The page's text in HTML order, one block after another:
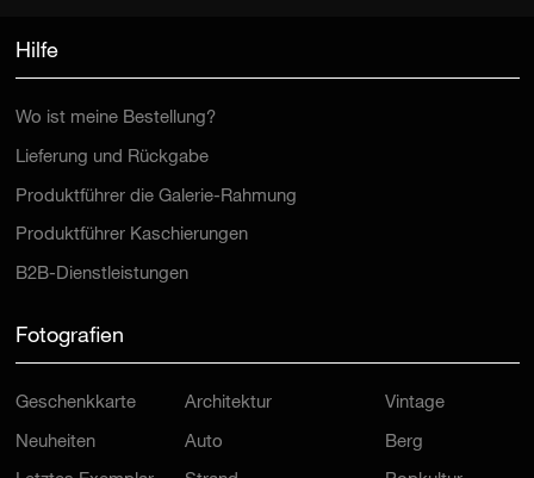
Lieferung und Rückgabe
Produktführer die Galerie-Rahmung
Produktführer Kaschierungen
B2B-Dienstleistungen
Neuheiten
Letztes Exemplar
Auto
Strand
Berg
Popkultur